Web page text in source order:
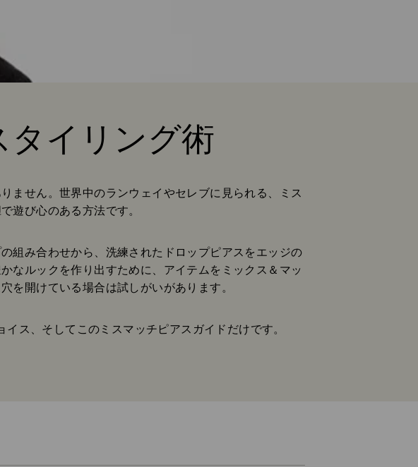
タイリング術
ません。世界中のランウェイやセレブに見られる、ミス
遊び心のある方法です。
組み合わせから、洗練されたドロップピアスをエッジの
なルックを作り出すために、アイテムをミックス＆マッ
を開けている場合は試しがいがあります。
ス、そしてこのミスマッチピアスガイドだけです。